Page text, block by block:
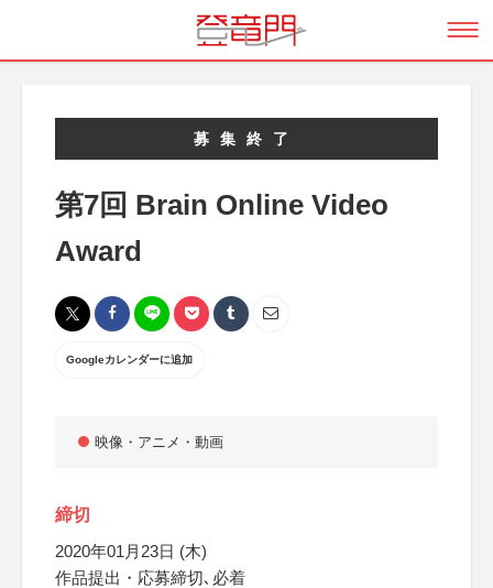
募集終了
第7回 Brain Online Video
Award
Googleカレンダーに追加
映像・アニメ・動画
締切
2020年01月23日 (木)
作品提出・応募締切､必着